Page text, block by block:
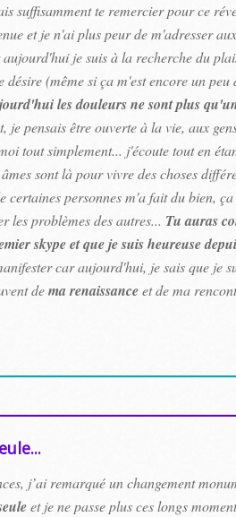
suffisamment te remercier pour ce
et je n'ai plus peur de m'adresser
je suis à la recherche du
désire (même si ça m'est encore un
les douleurs ne sont plus
je pensais être ouverte à la vie, aux
tout simplement... j'écoute tout en
sont là pour vivre des choses
certaines personnes m'a fait du bien,
les problèmes des autres... Tu auras
skype et que je suis heureuse
car aujourd'hui, je sais que je
dema renaissanceet de ma
j’ai remarqué un changement
et je ne passe plus ces longs